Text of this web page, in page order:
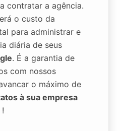
contratar a agência.
o custo da
para administrar e
diária de seus
. É a garantia de
com nossos
o máximo de
à sua empresa
!